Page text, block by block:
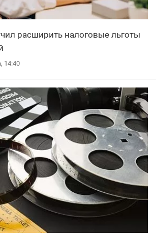
расширить налоговые льготы
14:40